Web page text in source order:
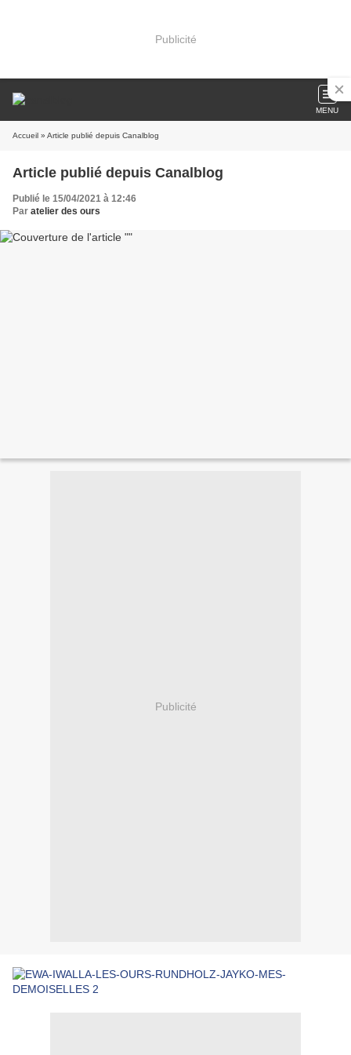
Publicité
MENU
Accueil » Article publié depuis Canalblog
Article publié depuis Canalblog
Publié le 15/04/2021 à 12:46
Par atelier des ours
Publicité